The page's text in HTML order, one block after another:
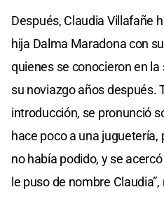
Después, Claudia Villafañe
hija Dalma Maradona con
quienes se conocieron en
su noviazgo años después.
introducción, se pronunció
hace poco a una
no había podido, y se
le puso de nombre